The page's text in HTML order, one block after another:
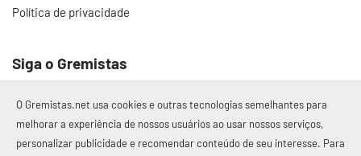
Política de privacidade
Siga o Gremistas
© 2017 – 2026 Gremistas.net
O Gremistas.net usa cookies e outras tecnologias semelhantes para
melhorar a experiência de nossos usuários ao usar nossos serviços,
personalizar publicidade e recomendar conteúdo de seu interesse. Para